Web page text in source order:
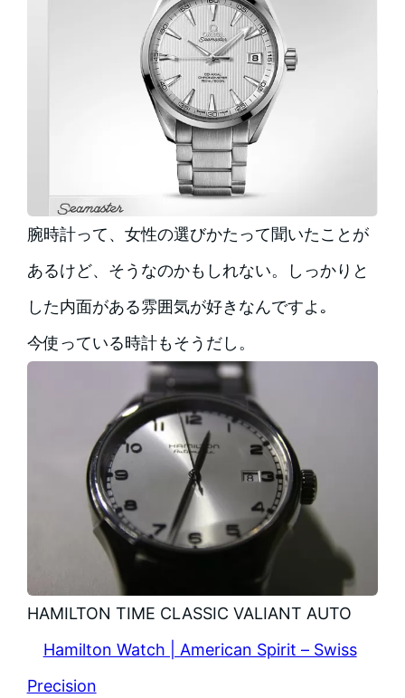
腕時計って、女性の選びかたって聞いたことが
あるけど、そうなのかもしれない。しっかりと
した内面がある雰囲気が好きなんですよ｡
今使っている時計もそうだし。
HAMILTON TIME CLASSIC VALIANT AUTO
Hamilton Watch | American Spirit – Swiss
Precision